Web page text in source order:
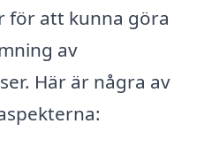
för att kunna göra
av
Här är några av